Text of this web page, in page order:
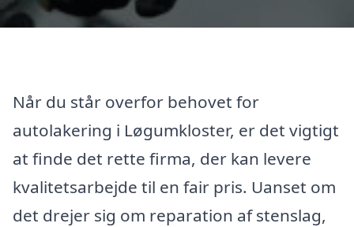
Når du står overfor behovet for
autolakering i Løgumkloster, er det vigtigt
at finde det rette firma, der kan levere
kvalitetsarbejde til en fair pris. Uanset om
det drejer sig om reparation af stenslag,